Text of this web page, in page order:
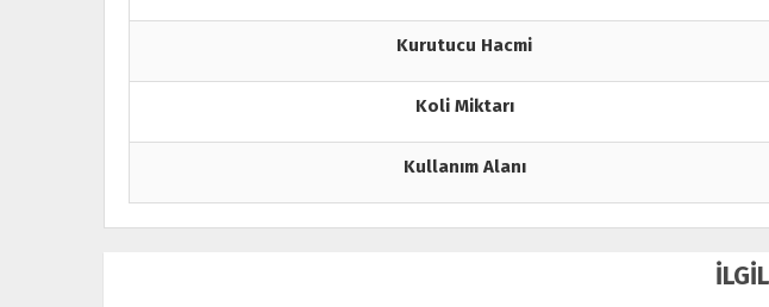
Kurutucu Hacmi
Koli Miktarı
Kullanım Alanı